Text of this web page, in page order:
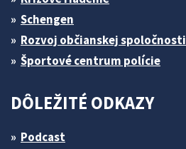
Schengen
Rozvoj občianskej spoločnosti
Športové centrum polície
DÔLEŽITÉ ODKAZY
Podcast